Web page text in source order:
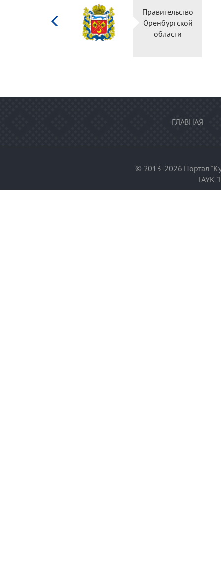
Правительство
Оренбургской
области
ГЛАВНАЯ
© 2013-2026 Портал
ГАУК